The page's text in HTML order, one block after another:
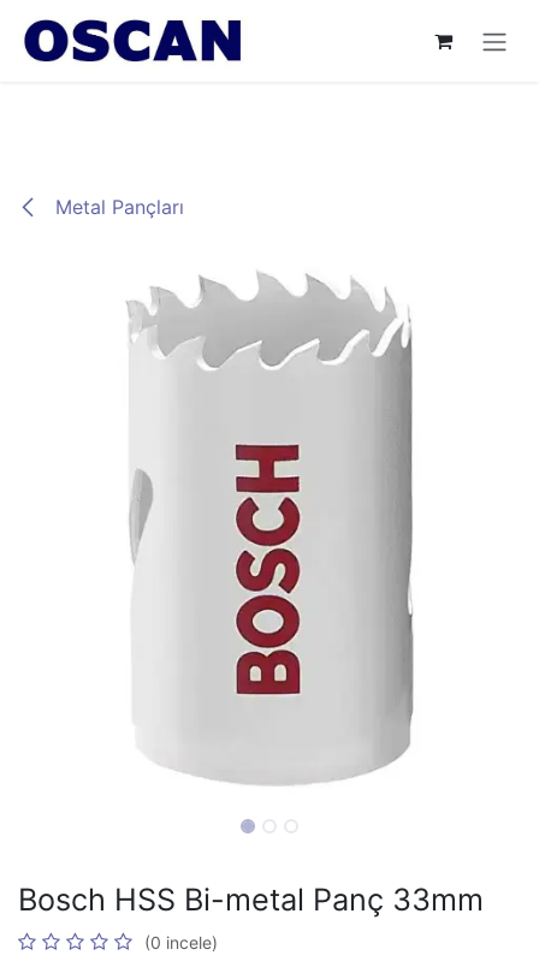
İçereği Atla
Metal Pançları
Bosch HSS Bi-metal Panç 33mm
(0 incele)